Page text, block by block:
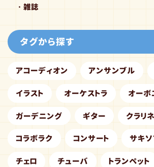
雑誌
タグから探す
アコーディオン アンサンブル
イラスト オーケストラ オーボ
ガーデニング ギター クラリ
コラボラク コンサート サキソ
チェロ チューバ トランペット